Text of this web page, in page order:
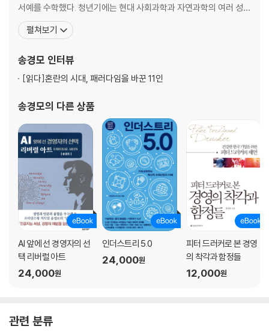
서예를 수학했다. 청년기에는 현대 사회과학과 자연과학의 여러 성과
를 흡수하는 한편, (舊)민족문화추진회 국역연수원(現 한국고전번
역원) 과정을 수료하고, 한자문화권의 유(儒)·불(佛)·선(仙) 여러
간 증권 신용평가와 가치평가, 그리고 증
펼쳐보기
송경모 인터뷰
[읽다]혼란의 시대, 패러다임을 바꾼 11인
송경모의 다른 상품
AI 앞에 선 경영자의 선
택 리버럴 아트
24,000원
인더스트리 5.0
24,000원
피터 드러커로 본 경영
의 착각과 함정들
12,000원
관련 분류